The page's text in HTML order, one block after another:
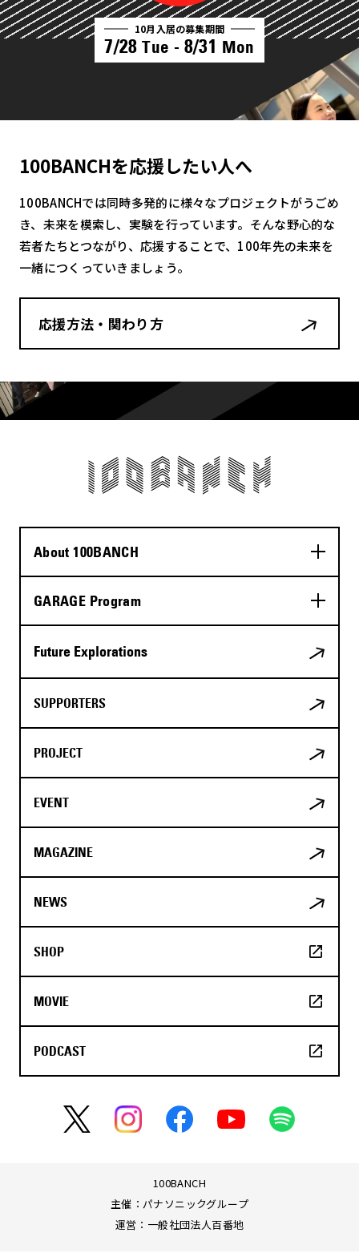
10月入居の募集期間
7/28 Tue - 8/31 Mon
100BANCHを応援したい人へ
100BANCHでは同時多発的に様々なプロジェクトがうごめ
き、未来を模索し、実験を行っています。そんな野心的な
若者たちとつながり、応援することで、100年先の未来を
一緒につくっていきましょう。
応援方法・関わり方
About 100BANCH
GARAGE Program
Future Explorations
SUPPORTERS
PROJECT
EVENT
MAGAZINE
NEWS
SHOP
MOVIE
PODCAST
100BANCH
主催：パナソニックグループ
運営：一般社団法人百番地